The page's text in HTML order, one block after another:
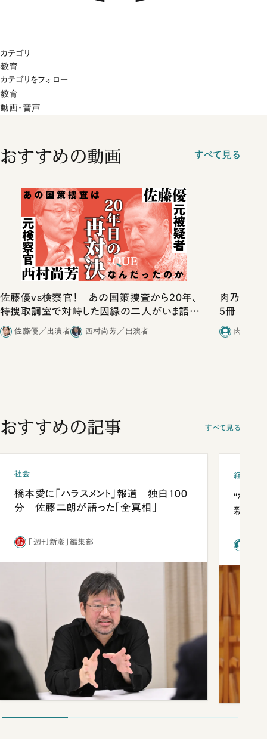
カテゴリ
教育
カテゴリをフォロー
教育
動画・音声
おすすめの動画 すべて見る
佐藤優vs検察官！ あの国策捜査から20年、
特捜取調室で対峙した因縁の二人がいま語り
合ったこと
佐藤優／出演者 西村尚芳／出演者
肉乃小路
5冊
肉乃小路
おすすめの記事 すべて見る
社会
橋本愛に「ハラスメント」報道 独白100
分 佐藤二朗が語った「全真相」
「週刊新潮」編集部
経済・ビ
“稼ぎ
新社長